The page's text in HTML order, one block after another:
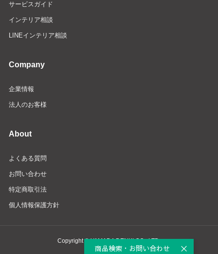
サービスガイド
インテリア相談
LINEインテリア相談
Company
企業情報
法人のお客様
About
よくある質問
お問い合わせ
特定商取引法
個人情報保護方針
Copyright © YAMADA DENKI CO., LTD.
商品検索・お問い合わせ